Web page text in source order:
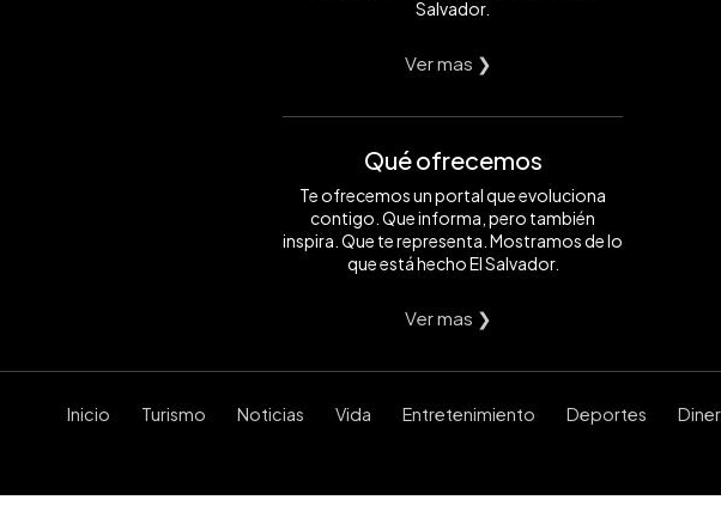
Salvador.
Ver mas ❯
Qué ofrecemos
Te ofrecemos un portal que evoluciona
contigo. Que informa, pero también
inspira. Que te representa. Mostramos de lo
que está hecho El Salvador.
Ver mas ❯
Inicio Turismo Noticias Vida Entretenimiento Deportes